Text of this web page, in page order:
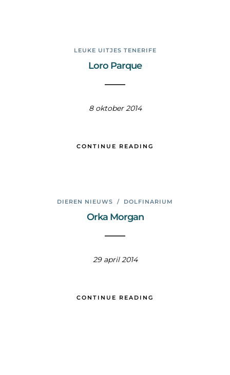
LEUKE UITJES TENERIFE
Loro Parque
8 oktober 2014
CONTINUE READING
DIEREN NIEUWS / DOLFINARIUM
Orka Morgan
29 april 2014
CONTINUE READING